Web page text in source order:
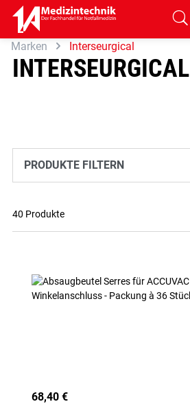
Zum Hauptinhalt springen
V
Marken Interseurgical
INTERSEURGICAL
PRODUKTE FILTERN
40 Produkte
68,40 €